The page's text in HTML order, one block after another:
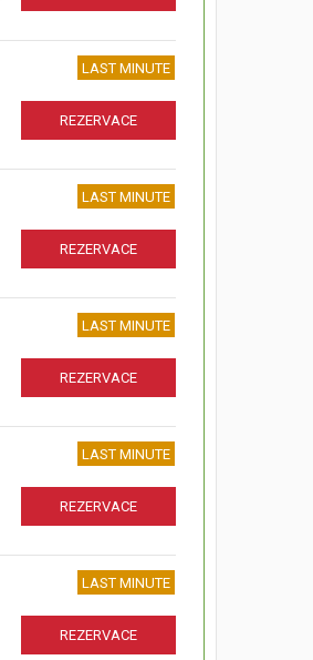
LAST MINUTE
REZERVACE
LAST MINUTE
REZERVACE
LAST MINUTE
REZERVACE
LAST MINUTE
REZERVACE
LAST MINUTE
REZERVACE